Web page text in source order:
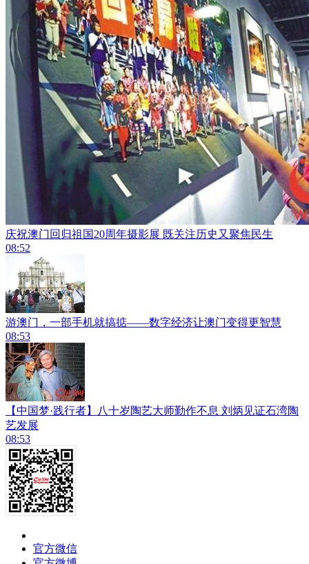
庆祝澳门回归祖国20周年摄影展 既关注历史又聚焦民生
08:52
游澳门，一部手机就搞掂——数字经济让澳门变得更智慧
08:53
【中国梦·践行者】八十岁陶艺大师勤作不息 刘炳见证石湾陶
艺发展
08:53
官方微信